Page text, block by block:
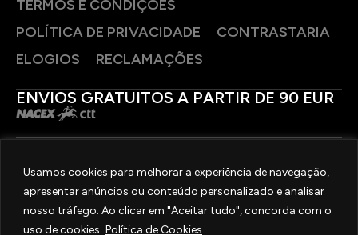
Usamos cookies para melhorar a experiência de navegação,
apresentar anúncios ou conteúdo personalizado e analisar
nosso tráfego. Ao clicar em "Aceitar tudo", concorda com o
uso de cookies. Política de Cookies
TERMOS E CONDIÇÕES
POLÍTICA DE PRIVACIDADE
CONTRASTARIA
ELOGIOS
RECLAMAÇÕES
ENVIOS GRATUITOS A PARTIR DE 90 EUR
SIGA-NOS
2025 © OURIVESARIA FRADIZELA